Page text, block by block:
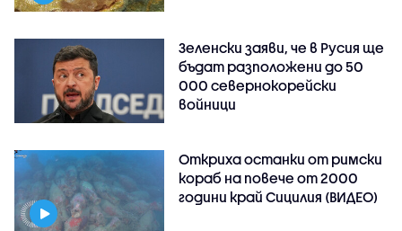
Зеленски заяви, че в Русия ще
бъдат разположени до 50
000 севернокорейски
войници
Откриха останки от римски
кораб на повече от 2000
години край Сицилия (ВИДЕО)